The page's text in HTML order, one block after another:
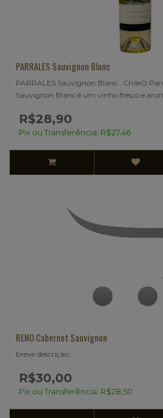
PARRALES Sauvignon Blanc
PARRALES Sauvignon Blanc . ChileO
Sauvignon Blanc é um vinho fresco e
R$28,90
Pix ou Transferência: R$27,46
RENO Cabernet Sauvignon
breve descrição..
R$30,00
Pix ou Transferência: R$28,50